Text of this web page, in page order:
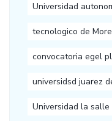
Universidad
tecnologico de
convocatoria egel
universidsd juarez
Universidad la salle